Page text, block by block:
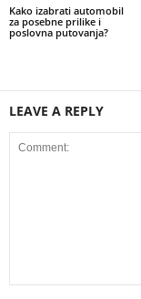
Kako izabrati automobil
za posebne prilike i
poslovna putovanja?
LEAVE A REPLY